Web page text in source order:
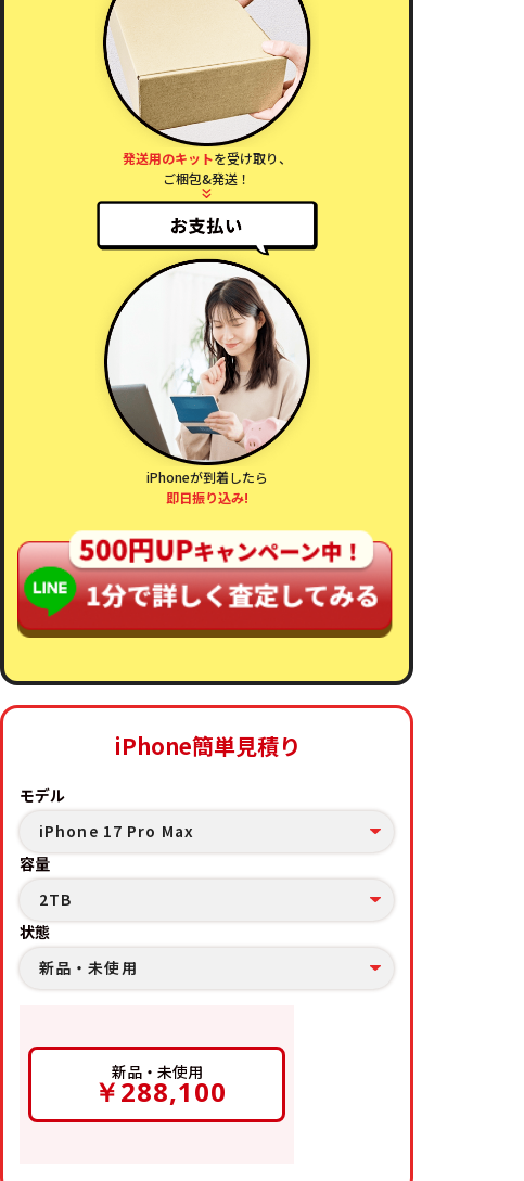
発送用のキットを受け取り、
ご梱包&発送！
iPhoneが到着したら
即日振り込み!
iPhone簡単見積り
モデル
iPhone 17 Pro Max
容量
2TB
状態
新品・未使用
新品・未使用
￥288,100